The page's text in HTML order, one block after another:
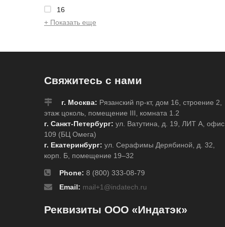
16
+ Показать еще
Свяжитесь с нами
г. Москва: Рязанский пр-кт, дом 16, строение 2,
этаж цоколь, помещение III, комната 1.2
г. Санкт-Петербург: ул. Ватутина, д. 19, ЛИТ А, офис
109 (БЦ Омега)
г. Екатеринбург: ул. Серафимы Дерябиной, д. 32,
корп. Б, помещение 19–32
Phone: 8 (800) 333-08-79
Email: mail+1@indatech.ru
Реквизиты ООО «Индатэк»